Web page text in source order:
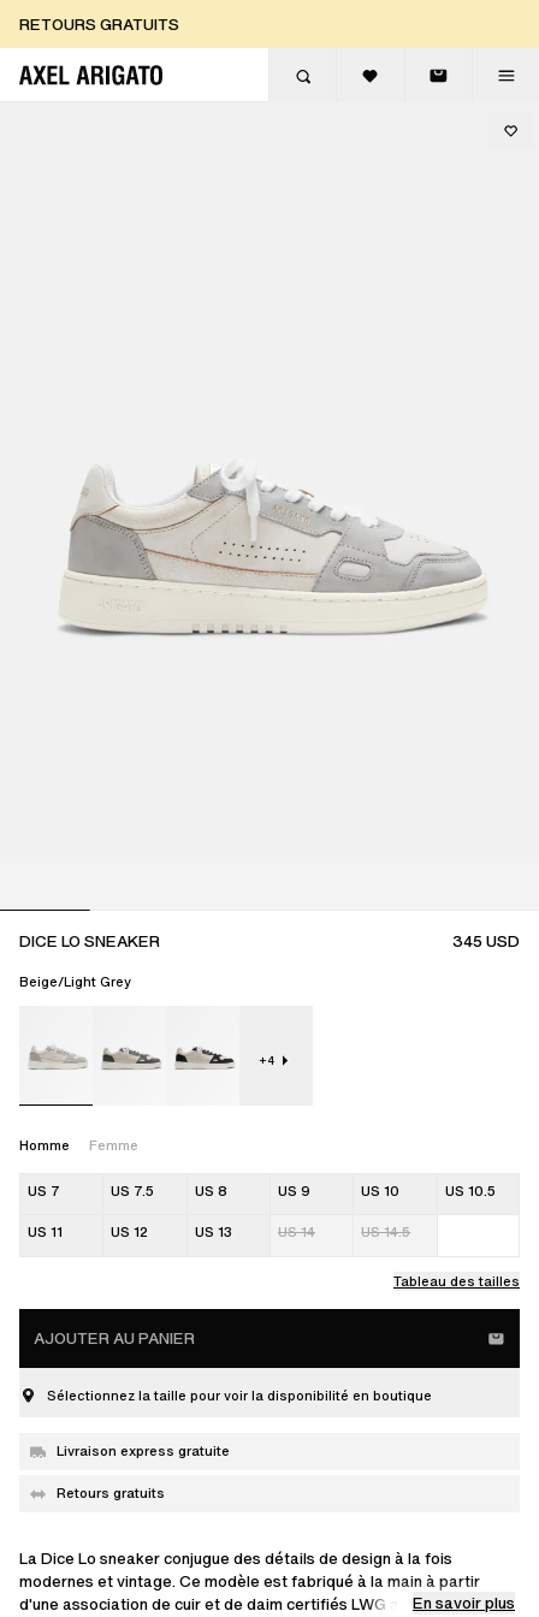
RETOURS GRATUITS
LIVRAISON EXPRESS GRATUITE
DICE LO SNEAKER 345USD
Beige/Light Grey
+4
Homme Femme
US 7 US 7.5 US 8 US 9 US 10 US 10.5
US 11 US 12 US 13 US 14 US 14.5
Tableau des tailles
AJOUTER AU PANIER
Sélectionnez la taille pour voir la disponibilité en boutique
Livraison express gratuite
Retours gratuits
La Dice Lo sneaker conjugue des détails de design à la fois
modernes et vintage. Ce modèle est fabriqué à la main à partir
d'une association de cuir et de daim certifiés LWG ainsi que de
En savoir plus